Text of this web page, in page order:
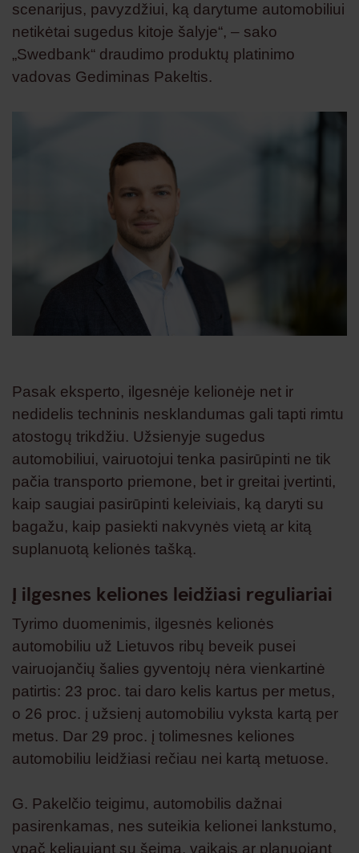
scenarijus, pavyzdžiui, ką darytume automobiliui
netikėtai sugedus kitoje šalyje“, – sako
„Swedbank“ draudimo produktų platinimo
vadovas Gediminas Pakeltis.
Pasak eksperto, ilgesnėje kelionėje net ir
nedidelis techninis nesklandumas gali tapti rimtu
atostogų trikdžiu. Užsienyje sugedus
automobiliui, vairuotojui tenka pasirūpinti ne tik
pačia transporto priemone, bet ir greitai įvertinti,
kaip saugiai pasirūpinti keleiviais, ką daryti su
bagažu, kaip pasiekti nakvynės vietą ar kitą
suplanuotą kelionės tašką.
Į ilgesnes keliones leidžiasi reguliariai
Tyrimo duomenimis, ilgesnės kelionės
automobiliu už Lietuvos ribų beveik pusei
vairuojančių šalies gyventojų nėra vienkartinė
patirtis: 23 proc. tai daro kelis kartus per metus,
o 26 proc. į užsienį automobiliu vyksta kartą per
metus. Dar 29 proc. į tolimesnes keliones
automobiliu leidžiasi rečiau nei kartą metuose.
G. Pakelčio teigimu, automobilis dažnai
pasirenkamas, nes suteikia kelionei lankstumo,
ypač keliaujant su šeima, vaikais ar planuojant